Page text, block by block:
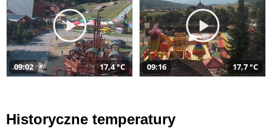
09:02 17,4 °C 09:16 17,7 °C
Historyczne temperatury